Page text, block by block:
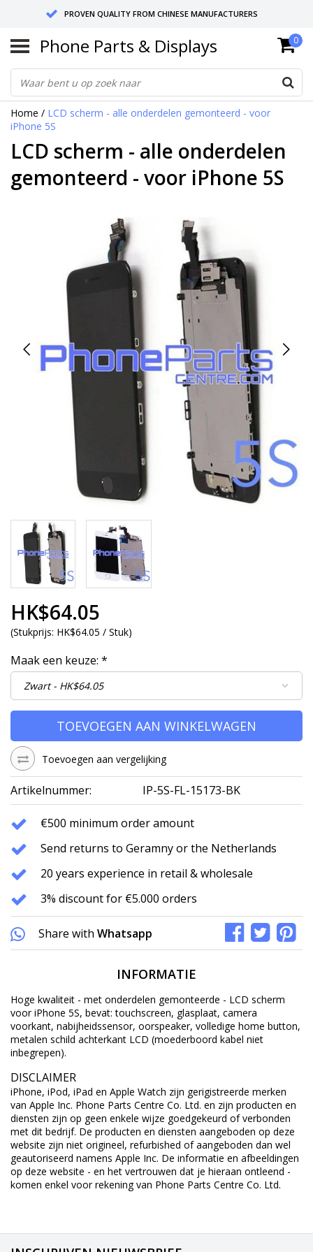
PROVEN QUALITY FROM CHINESE MANUFACTURERS
SEND RETURNS TO GERMANY OR NETHERLANDS
10 DAY SHIPPING
Phone Parts & Displays 0
Home / LCD scherm - alle onderdelen gemonteerd - voor
iPhone 5S
LCD scherm - alle onderdelen
gemonteerd - voor iPhone 5S
HK$64.05
(Stukprijs: HK$64.05 / Stuk)
Maak een keuze: *
TOEVOEGEN AAN WINKELWAGEN
Toevoegen aan vergelijking
Artikelnummer: IP-5S-FL-15173-BK
€500 minimum order amount
Send returns to Geramny or the Netherlands
20 years experience in retail & wholesale
3% discount for €5.000 orders
Share with Whatsapp
INFORMATIE
Hoge kwaliteit - met onderdelen gemonteerde - LCD scherm
voor iPhone 5S, bevat: touchscreen, glasplaat, camera
voorkant, nabijheidssensor, oorspeaker, volledige home button,
metalen schild achterkant LCD (moederboord kabel niet
inbegrepen).
DISCLAIMER
iPhone, iPod, iPad en Apple Watch zijn gerigistreerde merken
van Apple Inc. Phone Parts Centre Co. Ltd. en zijn producten en
diensten zijn op geen enkele wijze goedgekeurd of verbonden
met dit bedrijf. De producten en diensten aangeboden op deze
website zijn niet origineel, refurbished of aangeboden dan wel
geautoriseerd namens Apple Inc. De informatie en afbeeldingen
op deze website - en het vertrouwen dat je hieraan ontleend -
komen enkel voor rekening van Phone Parts Centre Co. Ltd.